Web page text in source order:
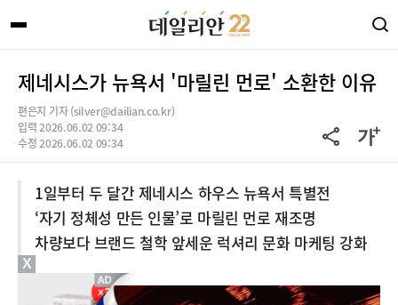
제네시스가 뉴욕서 '마릴린 먼로' 소환한 이유
편은지 기자 (silver@dailian.co.kr)
입력 2026.06.02 09:34
수정 2026.06.02 09:34
1일부터 두 달간 제네시스 하우스 뉴욕서 특별전
‘자기 정체성 만든 인물’로 마릴린 먼로 재조명
차량보다 브랜드 철학 앞세운 럭셔리 문화 마케팅 강화
X